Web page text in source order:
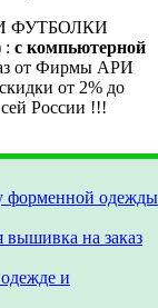
ФУТБОЛКИ
: с компьютерной
от Фирмы АРИ
от 2% до
России !!!
форменной одежды
на заказ
и